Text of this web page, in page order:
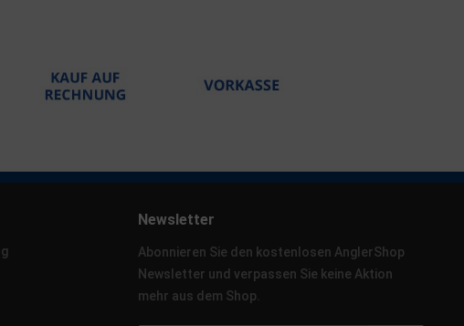
Newsletter
Abonnieren Sie den kostenlosen AnglerShop
Newsletter und verpassen Sie keine Aktion
mehr aus dem Shop.